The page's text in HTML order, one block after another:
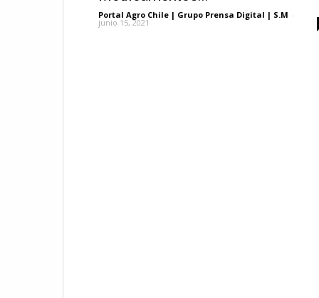
Portal Agro Chile | Grupo Prensa Digital | S.M -
junio 15, 2021